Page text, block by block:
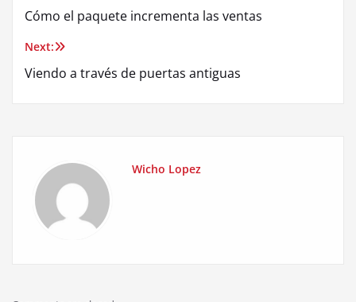
navigation
Cómo el paquete incrementa las ventas
Next:
Viendo a través de puertas antiguas
Wicho Lopez